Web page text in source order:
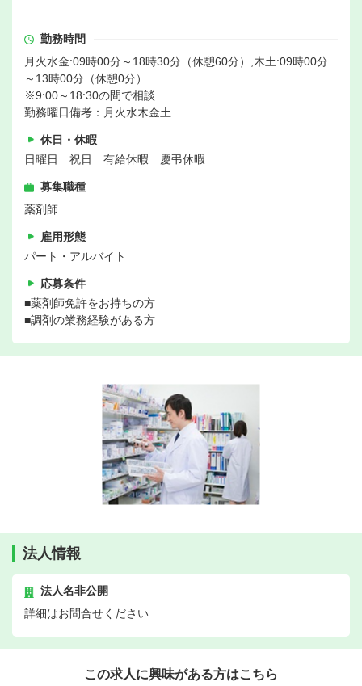
勤務時間
月火水金:09時00分～18時30分（休憩60分）,木土:09時00分
～13時00分（休憩0分）
※9:00～18:30の間で相談
勤務曜日備考：月火水木金土
休日・休暇
日曜日 祝日 有給休暇 慶弔休暇
募集職種
薬剤師
雇用形態
パート・アルバイト
応募条件
■薬剤師免許をお持ちの方
■調剤の業務経験がある方
法人情報
法人名非公開
詳細はお問合せください
この求人に興味がある方はこちら